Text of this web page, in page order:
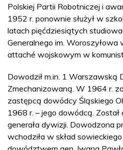
Polskiej Partii Robotniczej i
1952 r. ponownie służył w
latach pięćdziesiątych
Generalnego im. Woroszyłowa
attaché wojskowym w
Dowodził m.in. 1 Warszawską
Zmechanizowaną. W 1964 r.
zastępcą dowódcy Śląskiego
1968 r. – jego dowódcą.
generała dywizji. Dowodzona
wchodziła w skład